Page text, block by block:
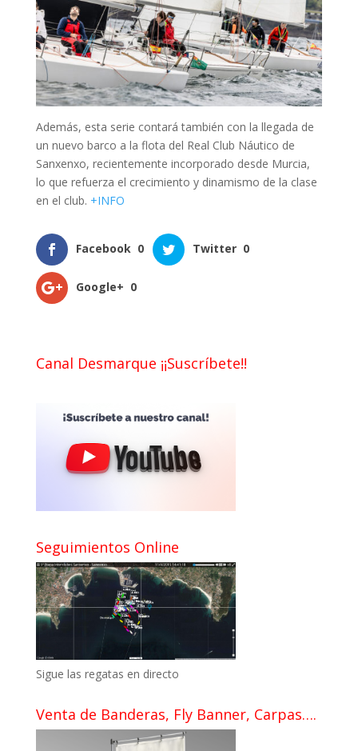
Además, esta serie contará también con la llegada de
un nuevo barco a la flota del Real Club Náutico de
Sanxenxo, recientemente incorporado desde Murcia,
lo que refuerza el crecimiento y dinamismo de la clase
en el club. +INFO
Facebook 0 Twitter 0
Google+ 0
Canal Desmarque ¡¡Suscríbete!!
Seguimientos Online
Sigue las regatas en directo
Venta de Banderas, Fly Banner, Carpas….